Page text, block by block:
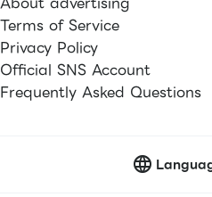
Terms of Service
Privacy Policy
Official SNS Account
Frequently Asked Questions